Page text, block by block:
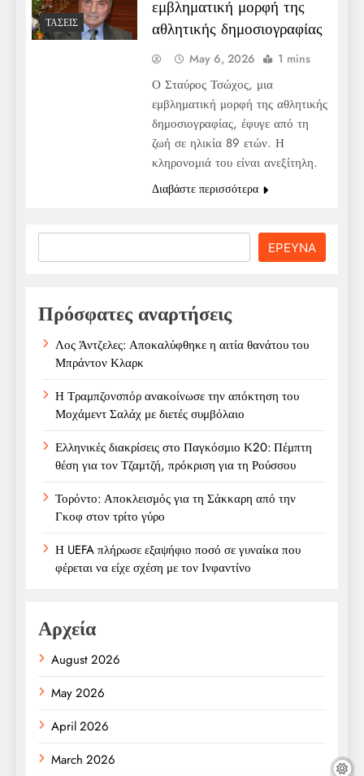
ΤΆΣΕΙΣ
εμβληματική μορφή της
αθλητικής δημοσιογραφίας
May 6, 2026 1 mins
Ο Σταύρος Τσώχος, μια
εμβληματική μορφή της αθλητικής
δημοσιογραφίας, έφυγε από τη
ζωή σε ηλικία 89 ετών. Η
κληρονομιά του είναι ανεξίτηλη.
Διαβάστε περισσότερα
ΕΡΕΥΝΑ
Πρόσφατες αναρτήσεις
Λος Άντζελες: Αποκαλύφθηκε η αιτία θανάτου του
Μπράντον Κλαρκ
Η Τραμπζονσπόρ ανακοίνωσε την απόκτηση του
Μοχάμεντ Σαλάχ με διετές συμβόλαιο
Ελληνικές διακρίσεις στο Παγκόσμιο Κ20: Πέμπτη
θέση για τον Τζαμτζή, πρόκριση για τη Ρούσσου
Τορόντο: Αποκλεισμός για τη Σάκκαρη από την
Γκοφ στον τρίτο γύρο
Η UEFA πλήρωσε εξαψήφιο ποσό σε γυναίκα που
φέρεται να είχε σχέση με τον Ινφαντίνο
Αρχεία
August 2026
May 2026
April 2026
March 2026